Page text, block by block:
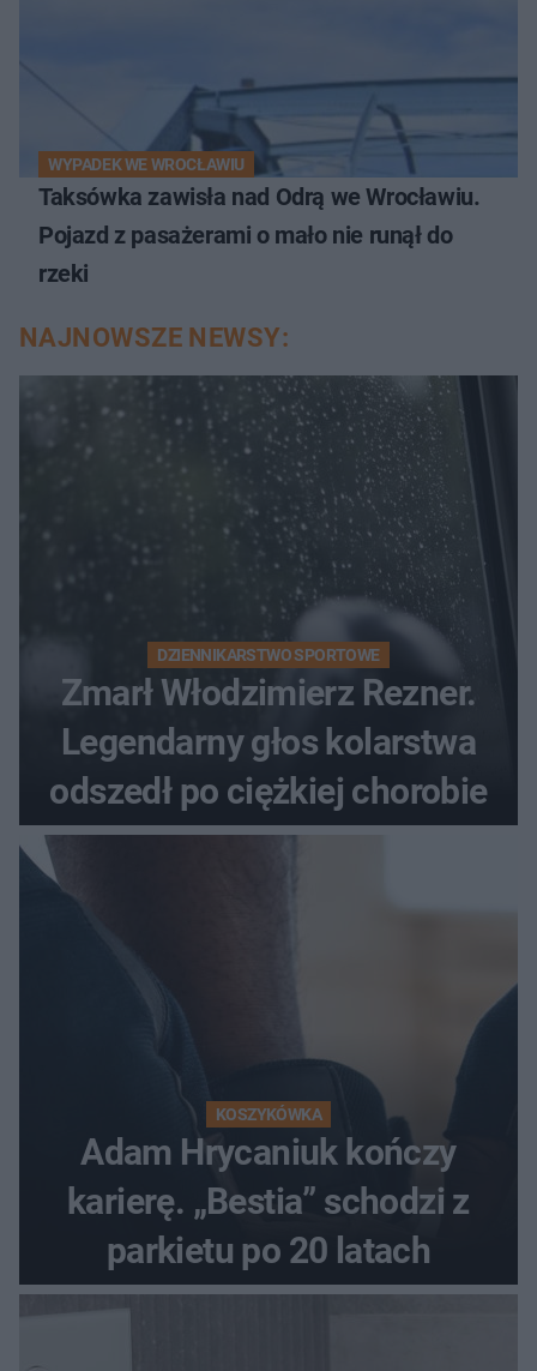
WYPADEK WE WROCŁAWIU
Taksówka zawisła nad Odrą we Wrocławiu.
Pojazd z pasażerami o mało nie runął do
rzeki
NAJNOWSZE NEWSY:
DZIENNIKARSTWO SPORTOWE
Zmarł Włodzimierz Rezner.
Legendarny głos kolarstwa
odszedł po ciężkiej chorobie
KOSZYKÓWKA
Adam Hrycaniuk kończy
karierę. „Bestia” schodzi z
parkietu po 20 latach